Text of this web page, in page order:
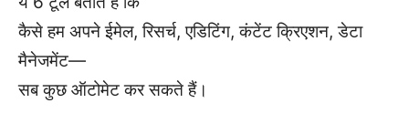
कैसे हम अपने ईमेल, रिसर्च, एडिटिंग, कंटेंट क्रिएशन, डेटा
मैनेजमेंट—
सब कुछ ऑटोमेट कर सकते हैं।